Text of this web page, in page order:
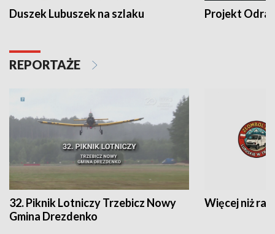
Duszek Lubuszek na szlaku Projekt Odra
REPORTAŻE
32. Piknik Lotniczy Trzebicz Nowy
Gmina Drezdenko
Więcej niż rajd